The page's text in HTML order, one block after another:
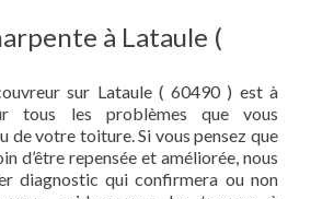
à Lataule (
sur Lataule ( 60490 ) est à
tous les problèmes que vous
de votre toiture. Si vous pensez que
d’être repensée et améliorée, nous
diagnostic qui confirmera ou non